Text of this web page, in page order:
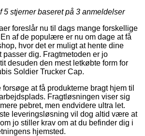
5 stjerner baseret på 3 anmeldelser
foreslår nu til dags mange forskellige
af de populære er nu om dage at få
hvor det er muligt at hente dine
dig. Fragtmetoden er jo
desuden den mest letkøbte form for
Soldier Trucker Cap.
at få produkterne bragt hjem til
Fragtløsningen viser sig
pebret, men endvidere ultra let.
leveringsløsning vil dog altid være at
jo stiller krav om at du befinder dig i
hjemsted.